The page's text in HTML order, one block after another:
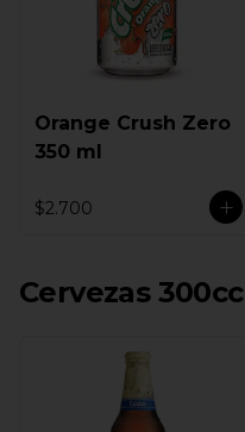
Orange Crush Zero
350 ml
$2.700
Cervezas 300cc